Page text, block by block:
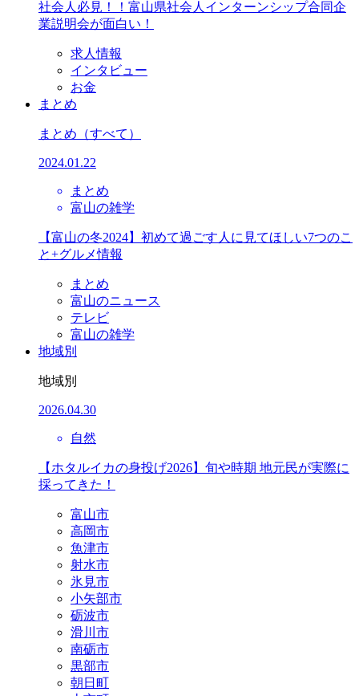
社会人必見！！富山県社会人インターンシップ合同企
業説明会が面白い！
求人情報
インタビュー
お金
まとめ
まとめ （すべて）
2024.01.22
まとめ
富山の雑学
【富山の冬2024】初めて過ごす人に見てほしい7つのこ
と+グルメ情報
まとめ
富山のニュース
テレビ
富山の雑学
地域別
地域別
2026.04.30
自然
【ホタルイカの身投げ2026】旬や時期 地元民が実際に
採ってきた！
富山市
高岡市
魚津市
射水市
氷見市
小矢部市
砺波市
滑川市
南砺市
黒部市
朝日町